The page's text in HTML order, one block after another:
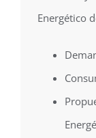
Energético